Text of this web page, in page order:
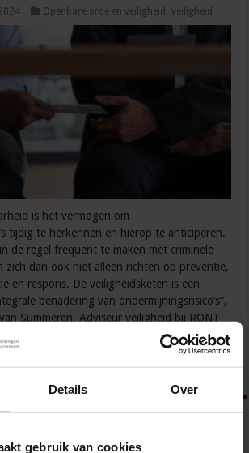
Details Over
gebruik van cookies
Openbare orde en veiligheid ,Veiligheid
is het vermogen om
tijdig te herkennen en hierop te anticiperen.
de regel frequent te maken met criminele
zich dan ook niet alleen richten op preventie,
en respons. De veiligheidsketen is een
benadering van ondermijningsrisico’s”,
Summeren, Adviseur veiligheid bij RONT